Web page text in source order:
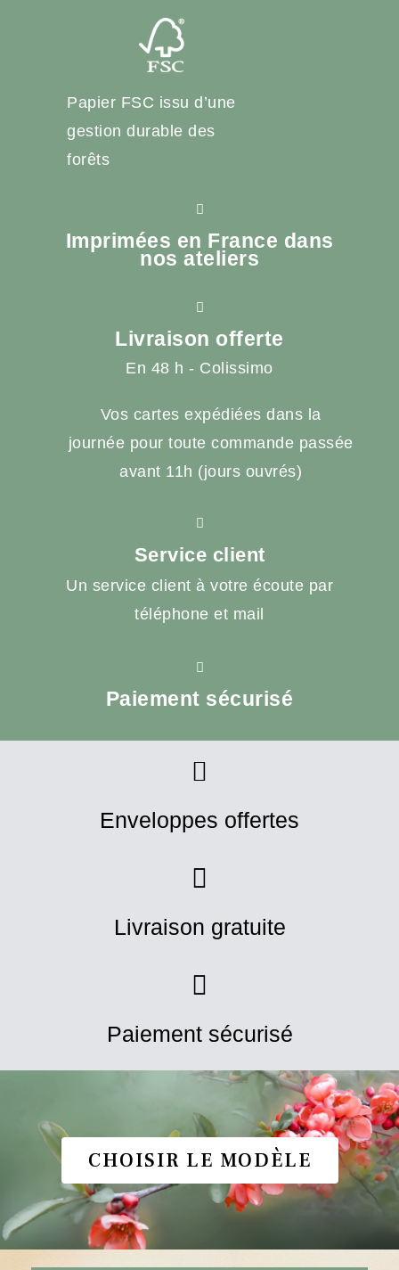
Papier FSC issu d’une
gestion durable des
forêts
Imprimées en France dans
nos ateliers
Livraison offerte
En 48 h - Colissimo
Vos cartes expédiées dans la
journée pour toute commande passée
avant 11h (jours ouvrés)
Service client
Un service client à votre écoute par
téléphone et mail
Paiement sécurisé
Enveloppes offertes
Livraison gratuite
Paiement sécurisé
CHOISIR LE MODÈLE